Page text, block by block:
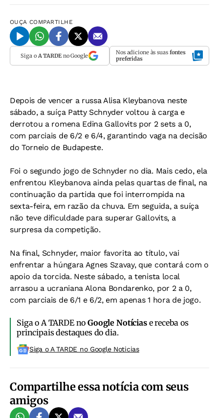
OUÇA COMPARTILHE
Siga o A TARDEno Google Nos adicione às suas fontes
preferidas
Depois de vencer a russa Alisa Kleybanova neste
sábado, a suíça Patty Schnyder voltou à carga e
derrotou a romena Edina Gallovits por 2 sets a 0,
com parciais de 6/2 e 6/4, garantindo vaga na decisão
do Torneio de Budapeste.
Foi o segundo jogo de Schnyder no dia. Mais cedo, ela
enfrentou Kleybanova ainda pelas quartas de final, na
continuação da partida que foi interrompida na
sexta-feira, em razão da chuva. Em seguida, a suíça
não teve dificuldade para superar Gallovits, a
surpresa da competição.
Na final, Schnyder, maior favorita ao título, vai
enfrentar a húngara Agnes Szavay, que contará com o
apoio da torcida. Neste sábado, a tenista local
arrasou a ucraniana Alona Bondarenko, por 2 a 0,
com parciais de 6/1 e 6/2, em apenas 1 hora de jogo.
Siga o A TARDE noGoogle Notíciase receba os
principais destaques do dia.
Siga o A TARDE no Google Noticias
Compartilhe essa notícia com seus
amigos